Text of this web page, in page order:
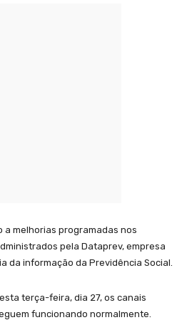
a melhorias programadas nos
pela Dataprev, empresa
da informação da Previdência Social.
terça-feira, dia 27, os canais
funcionando normalmente.